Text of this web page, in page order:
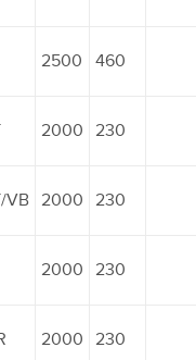
2500 460
2000 230
VB 2000 230
2000 230
2000 230